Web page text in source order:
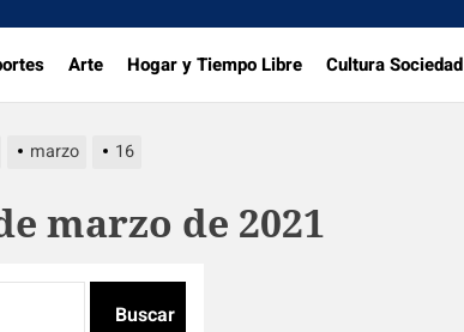
Arte Hogar y Tiempo Libre Cultura Sociedad
marzo 16
marzo de 2021